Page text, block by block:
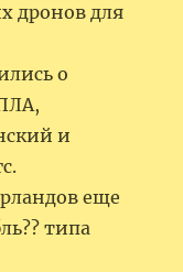
дронов для
о
и
еще
типа